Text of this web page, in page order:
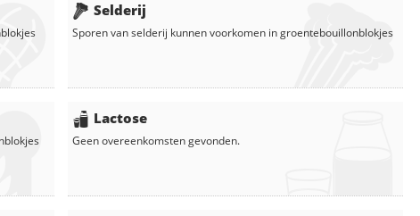
Selderij
Sporen van selderij kunnen voorkomen ingroentebouillonblokjes
Lactose
Geen overeenkomsten gevonden.